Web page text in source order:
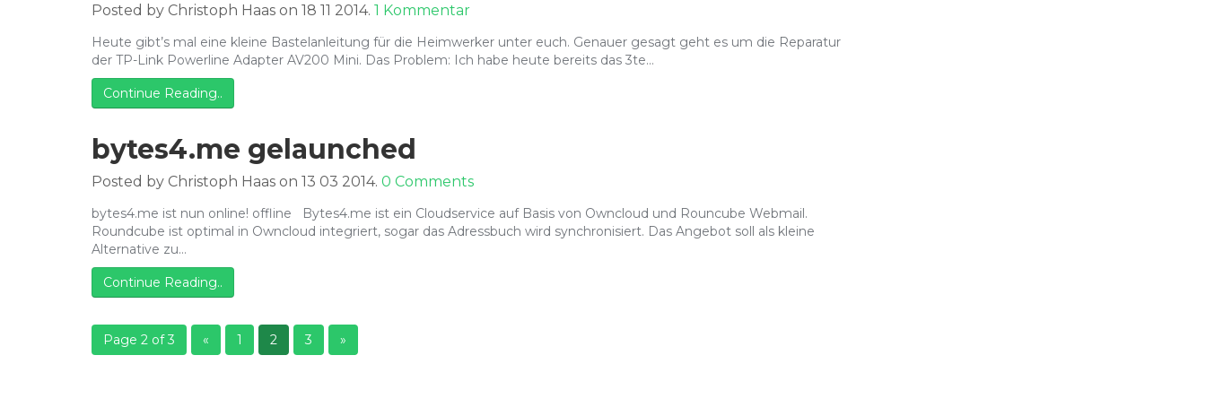
Posted by Christoph Haas on 18 11 2014. 1 Kommentarzu
Link
AV200
Heute gibt’s mal eine kleine Bastelanleitung für die Heimwerker unter euch. Genauer gesagt geht es um die Reparatur
der TP-Link Powerline Adapter AV200 Mini. Das Problem: Ich habe heute bereits das 3te…
Continue Reading..
bytes4.me gelaunched
Posted by Christoph Haas on 13 03 2014. 0 Comments
bytes4.me ist nun online! offline Bytes4.me ist ein Cloudservice auf Basis von Owncloud und Rouncube Webmail.
Roundcube ist optimal in Owncloud integriert, sogar das Adressbuch wird synchronisiert. Das Angebot soll als kleine
Alternative zu…
Continue Reading..
Page 2 of 3 « 1 2 3 »